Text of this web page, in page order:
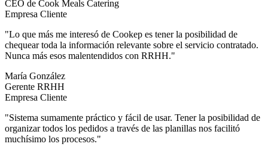
CEO de Cook Meals Catering
Empresa Cliente
"Lo que más me interesó de Cookep es tener la posibilidad de
chequear toda la información relevante sobre el servicio contratado.
Nunca más esos malentendidos con RRHH."
María González
Gerente RRHH
Empresa Cliente
"Sistema sumamente práctico y fácil de usar. Tener la posibilidad de
organizar todos los pedidos a través de las planillas nos facilitó
muchísimo los procesos."